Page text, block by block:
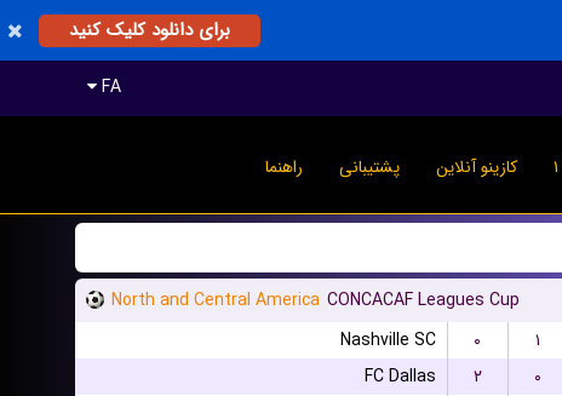
برای دانلود کلیک کنید
FA
کازینو آنلاین پشتیبانی راهنما
North and Central America CONCACAF Leagues Cup
Nashville SC
۰ ۱
FC Dallas
۲ ۰